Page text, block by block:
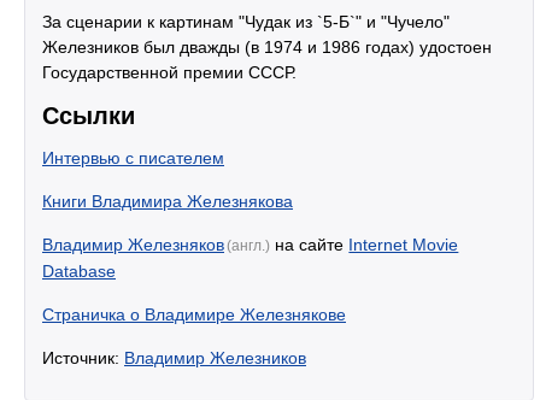
За сценарии к картинам "Чудак из `5-Б`" и "Чучело"
Железников был дважды (в 1974 и 1986 годах) удостоен
Государственной премии СССР.
Ссылки
Интервью с писателем
Книги Владимира Железнякова
Владимир Железняков(англ.) на сайте Internet Movie
Database
Страничка о Владимире Железнякове
Источник: Владимир Железников